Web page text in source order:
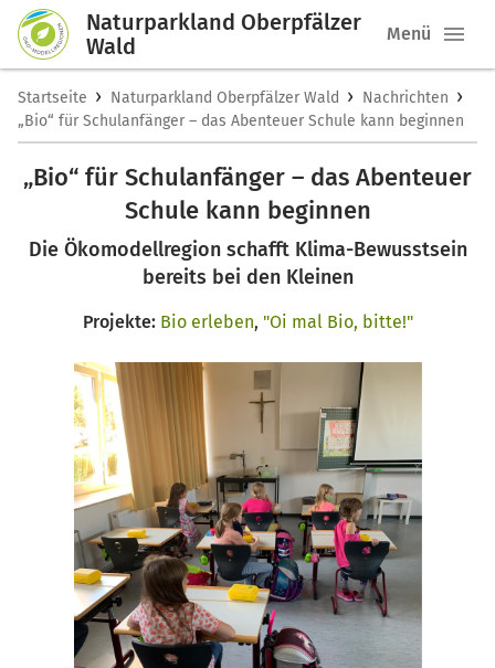
Naturparkland Oberpfälzer
Wald
Menü
Startseite › Naturparkland Oberpfälzer Wald › Nachrichten ›
„Bio“ für Schulanfänger – das Abenteuer Schule kann beginnen
„Bio“ für Schulanfänger – das Abenteuer
Schule kann beginnen
Die Ökomodellregion schafft Klima-Bewusstsein
bereits bei den Kleinen
Projekte: Bio erleben, "Oi mal Bio, bitte!"